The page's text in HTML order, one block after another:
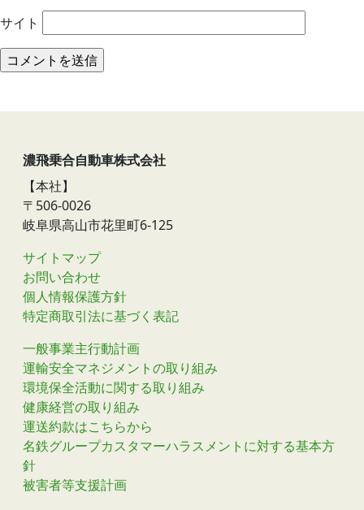
サイト
濃飛乗合自動車株式会社
【本社】
〒506-0026
岐阜県高山市花里町6-125
サイトマップ
お問い合わせ
個人情報保護方針
特定商取引法に基づく表記
一般事業主行動計画
運輸安全マネジメントの取り組み
環境保全活動に関する取り組み
健康経営の取り組み
運送約款はこちらから
名鉄グループカスタマーハラスメントに対する基本方
針
被害者等支援計画